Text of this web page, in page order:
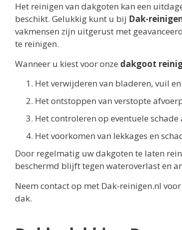
Het reinigen van dakgoten kan een
beschikt. Gelukkig kunt u bij Dak-
vakmensen zijn uitgerust met
te reinigen.
Wanneer u kiest voor onze dakgoot
Het verwijderen van bladeren, vuil
Het ontstoppen van verstopte
Het controleren op eventuele
Het voorkomen van lekkages en
Door regelmatig uw dakgoten te laten
beschermd blijft tegen wateroverlast en
Neem contact op met Dak-reinigen.nl
dak.